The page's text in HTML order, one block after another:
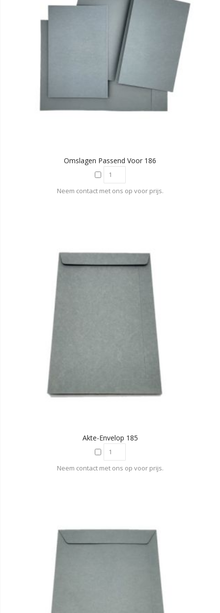
Omslagen Passend Voor 186
Neem contact met ons op voor prijs.
Akte-Envelop 185
Neem contact met ons op voor prijs.